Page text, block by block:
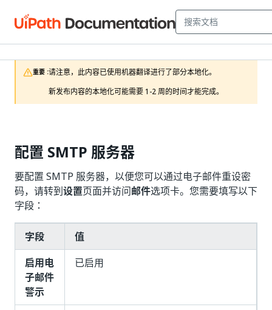
重要 :请注意，此内容已使用机器翻译进行了部分本地化。
新发布内容的本地化可能需要 1-2 周的时间才能完成。
配置 SMTP 服务器
要配置 SMTP 服务器，以便您可以通过电子邮件重设密
码，请转到设置页面并访问邮件选项卡。您需要填写以下
字段：
字段
值
启用电
子邮件
警示
已启用